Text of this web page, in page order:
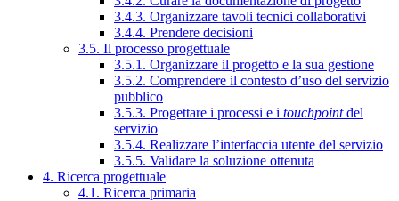
3.4.3. Organizzare tavoli tecnici collaborativi
3.4.4. Prendere decisioni
3.5. Il processo progettuale
3.5.1. Organizzare il progetto e la sua gestione
3.5.2. Comprendere il contesto d’uso del servizio
pubblico
3.5.3. Progettare i processi e i touchpointdel
servizio
3.5.4. Realizzare l’interfaccia utente del servizio
3.5.5. Validare la soluzione ottenuta
4. Ricerca progettuale
4.1. Ricerca primaria